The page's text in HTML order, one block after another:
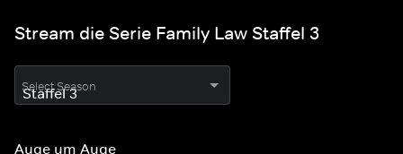
Stream die Serie Family Law Staffel 3
Select Season
Auge um Auge